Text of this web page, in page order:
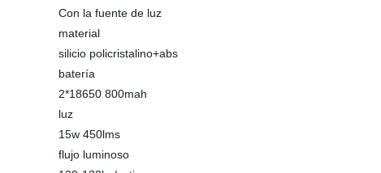
Con la fuente de luz
material
silicio policristalino+abs
batería
2*18650 800mah
luz
15w 450lms
flujo luminoso